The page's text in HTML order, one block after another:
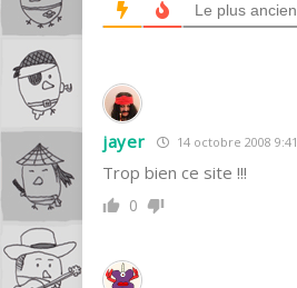
Le plus ancien
jayer 14 octobre 2008 9:41
Trop bien ce site !!!
0